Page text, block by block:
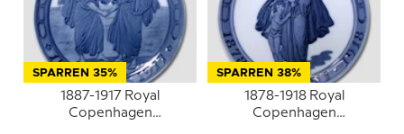
SPARREN 35%
1887-1917 Royal
Copenhagen
SPARREN 38%
1878-1918 Royal
Copenhagen